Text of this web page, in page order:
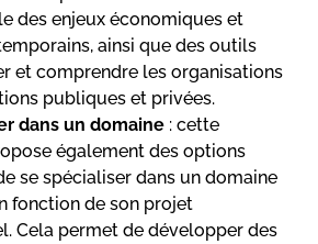
des enjeux économiques et
ainsi que des outils
et comprendre les organisations
publiques et privées.
dans un domaine : cette
également des options
se spécialiser dans un domaine
fonction de son projet
Cela permet de développer des